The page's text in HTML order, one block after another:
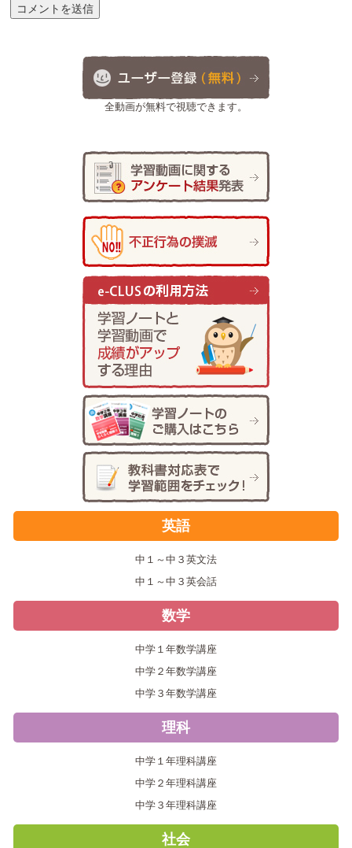
全動画が無料で視聴できます。
英語
中１～中３英文法
中１～中３英会話
数学
中学１年数学講座
中学２年数学講座
中学３年数学講座
理科
中学１年理科講座
中学２年理科講座
中学３年理科講座
社会